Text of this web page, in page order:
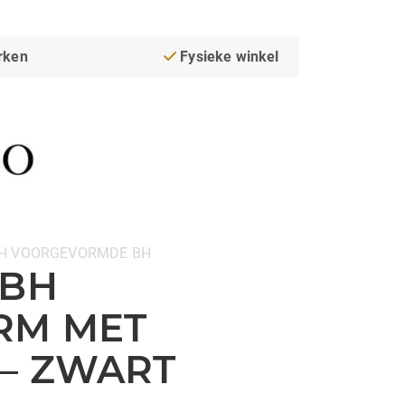
Fysieke winkel
VOORGEVORMDE BH
MET
ZWART